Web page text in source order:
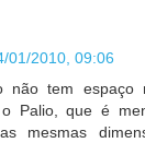
01/2010, 09:06
não tem espaço
Palio, que é
as mesmas